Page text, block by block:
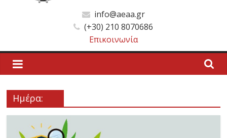
Ανώτατη
Εκκλησιαστική
Ακαδημία
Αθηνών
Εκκλησιαστική
info@aeaa.gr
(+30) 210 8070686
Επικοινωνία
Ημέρα: